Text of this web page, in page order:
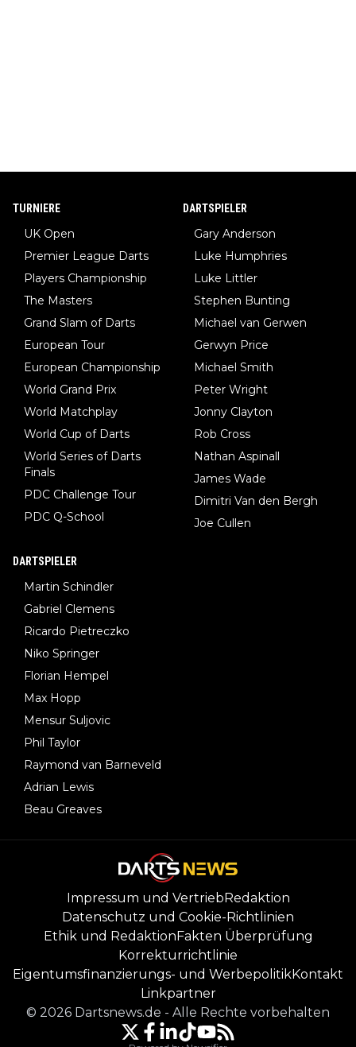
TURNIERE
UK Open
Premier League Darts
Players Championship
The Masters
Grand Slam of Darts
European Tour
European Championship
World Grand Prix
World Matchplay
World Cup of Darts
World Series of Darts
Finals
PDC Challenge Tour
PDC Q-School
DARTSPIELER
Gary Anderson
Luke Humphries
Luke Littler
Stephen Bunting
Michael van Gerwen
Gerwyn Price
Michael Smith
Peter Wright
Jonny Clayton
Rob Cross
Nathan Aspinall
James Wade
Dimitri Van den Bergh
Joe Cullen
DARTSPIELER
Martin Schindler
Gabriel Clemens
Ricardo Pietreczko
Niko Springer
Florian Hempel
Max Hopp
Mensur Suljovic
Phil Taylor
Raymond van Barneveld
Adrian Lewis
Beau Greaves
Impressum und Vertrieb Redaktion
Datenschutz und Cookie-Richtlinien
Ethik und Redaktion Fakten Überprüfung
Korrekturrichtlinie
Eigentumsfinanzierungs- und WerbepolitikKontakt
Linkpartner
© 2026 Dartsnews.de - Alle Rechte vorbehalten